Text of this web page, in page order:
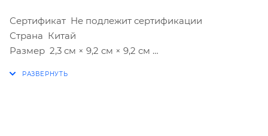
Сертификат Не подлежит сертификации
Страна Китай
Размер 2,3 см × 9,2 см × 9,2 см